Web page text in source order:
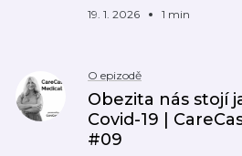
19. 1. 2026 1 min
O epizodě
Obezita nás stojí
Covid-19 |
#09